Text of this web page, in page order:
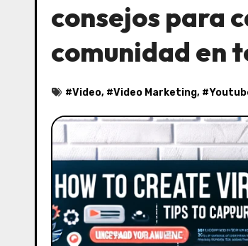
consejos para
comunidad en
#Video, #Video Marketing, #